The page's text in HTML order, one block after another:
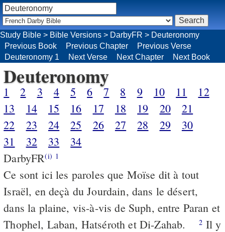
Deuteronomy
1 2 3 4 5 6 7 8 9 10 11
12
13
14 15 16 17 18 19 20
21
22
23 24 25 26 27 28 29
30
31
32 33
34
DarbyFR(i) 1
Ce sont ici les paroles que Moïse dit à tout
Israël, en deçà du Jourdain, dans le désert,
dans la plaine, vis-à-vis de Suph, entre Paran et
Thophel, Laban, Hatséroth et Di-Zahab.
2 Il y
Study Bible > Bible Versions > DarbyFR > Deuteronomy
Previous Book
Previous Chapter
Previous Verse
Deuteronomy 1
Next Verse Next Chapter Next Book